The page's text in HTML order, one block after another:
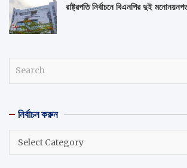
রাষ্ট্রপতি নির্বাচনে বিএনপির দুই
c
h
নির্বাচন করুন
করুন